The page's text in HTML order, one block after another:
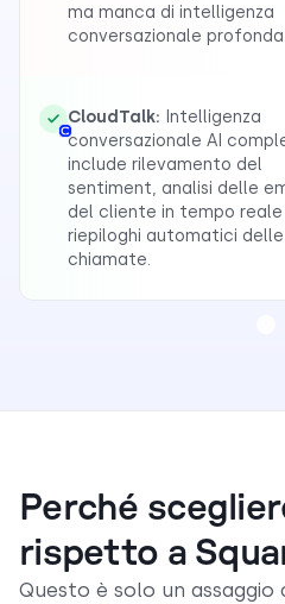
ma manca di intelligenza
conversazionale profonda.
CloudTalk: Intelligenza
conversazionale AI
include rilevamento del
sentiment, analisi delle
del cliente in tempo reale
riepiloghi automatici delle
chiamate.
Perché
rispetto a
Questo è solo un assaggio